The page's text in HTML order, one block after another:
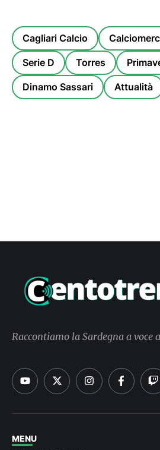
Cagliari Calcio
Serie D Torres
Dinamo Sassari Attualità
Raccontiamo la Sardegna a voce
MENU